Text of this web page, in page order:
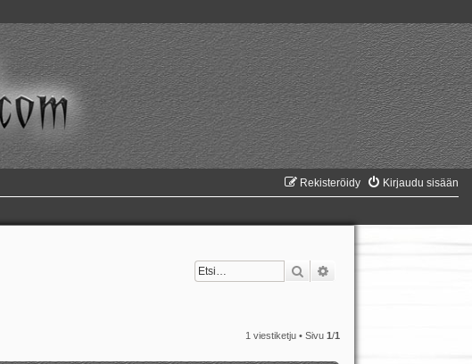
Kirjaudu sisään
Rekisteröidy
Etsi
1 viestiketju • Sivu1/1